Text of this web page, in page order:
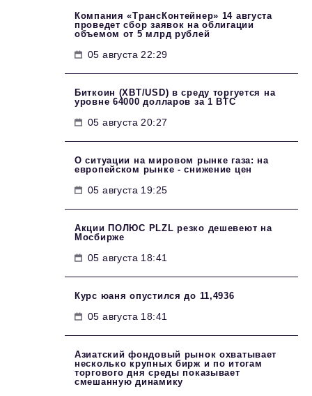
Компания «ТрансКонтейнер» 14 августа
проведет сбор заявок на облигации
объемом от 5 млрд рублей
05 августа 22:29
Биткоин (XBT/USD) в среду торгуется на
уровне 64000 долларов за 1 BTC
05 августа 20:27
О ситуации на мировом рынке газа: на
европейском рынке - снижение цен
05 августа 19:25
Акции ПОЛЮС PLZL резко дешевеют на
Мосбирже
05 августа 18:41
Курс юаня опустился до 11,4936
05 августа 18:41
Азиатский фондовый рынок охватывает
несколько крупных бирж и по итогам
торгового дня среды показывает
смешанную динамику